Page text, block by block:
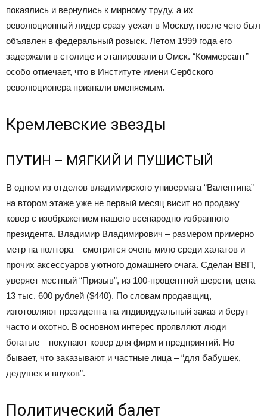
покаялись и вернулись к мирному труду, а их
революционный лидер сразу уехал в Москву, после чего был
объявлен в федеральный розыск. Летом 1999 года его
задержали в столице и этапировали в Омск. “Коммерсант”
особо отмечает, что в Институте имени Сербского
революционера признали вменяемым.
Кремлевские звезды
ПУТИН – МЯГКИЙ И ПУШИСТЫЙ
В одном из отделов владимирского универмага “Валентина”
на втором этаже уже не первый месяц висит но продажу
ковер с изображением нашего всенародно избранного
президента. Владимир Владимирович – размером примерно
метр на полтора – смотрится очень мило среди халатов и
прочих аксессуаров уютного домашнего очага. Сделан ВВП,
уверяет местный “Призыв”, из 100-процентной шерсти, цена
13 тыс. 600 рублей ($440). По словам продавщиц,
изготовляют президента на индивидуальный заказ и берут
часто и охотно. В основном интерес проявляют люди
богатые – покупают ковер для фирм и предприятий. Но
бывает, что заказывают и частные лица – “для бабушек,
дедушек и внуков”.
Политический балет